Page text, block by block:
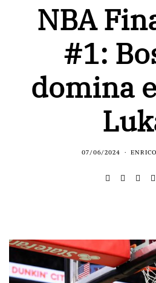
NBA
#1:
domina
07/06/2024